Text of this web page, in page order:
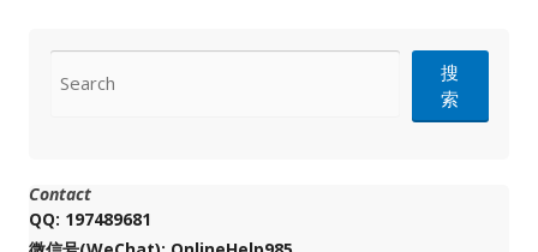
搜
索
Contact
QQ: 197489681